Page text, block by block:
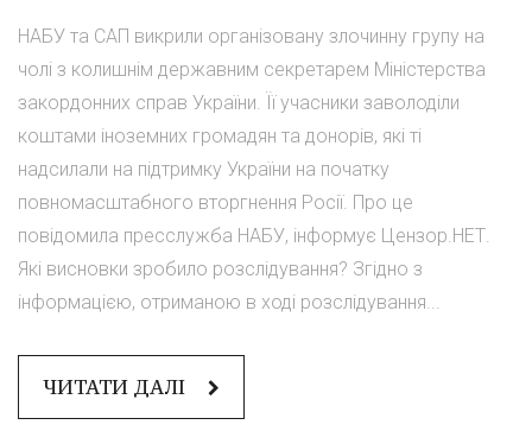
НАБУ та САП викрили організовану злочинну групу на
чолі з колишнім державним секретарем Міністерства
закордонних справ України. Її учасники заволоділи
коштами іноземних громадян та донорів, які ті
надсилали на підтримку України на початку
повномасштабного вторгнення Росії. Про це
повідомила пресслужба НАБУ, інформує Цензор.НЕТ.
Які висновки зробило розслідування? Згідно з
інформацією, отриманою в ході розслідування...
ЧИТАТИ ДАЛІ